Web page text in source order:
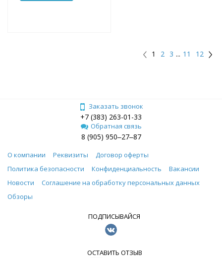
1 2 3 ... 11 12
Заказать звонок
+7 (383) 263-01-33
Обратная связь
8 (905) 950‒27‒87
О компании Реквизиты
Договор оферты
Политика безопасности
Конфиденциальность
Вакансии
Новости
Соглашение на обработку персональных данных
Обзоры
ПОДПИСЫВАЙСЯ
ОСТАВИТЬ ОТЗЫВ